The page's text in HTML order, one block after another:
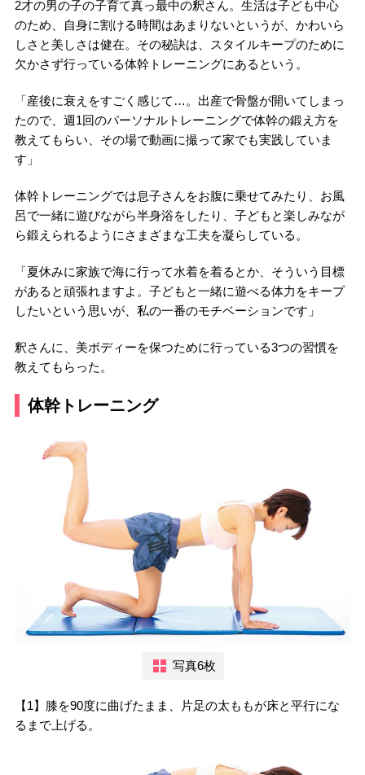
2才の男の子の子育て真っ最中の釈さん。生活は子ども中心
のため、自身に割ける時間はあまりないというが、かわいら
しさと美しさは健在。その秘訣は、スタイルキープのために
欠かさず行っている体幹トレーニングにあるという。
「産後に衰えをすごく感じて…。出産で骨盤が開いてしまっ
たので、週1回のパーソナルトレーニングで体幹の鍛え方を
教えてもらい、その場で動画に撮って家でも実践していま
す」
体幹トレーニングでは息子さんをお腹に乗せてみたり、お風
呂で一緒に遊びながら半身浴をしたり、子どもと楽しみなが
ら鍛えられるようにさまざまな工夫を凝らしている。
「夏休みに家族で海に行って水着を着るとか、そういう目標
があると頑張れますよ。子どもと一緒に遊べる体力をキープ
したいという思いが、私の一番のモチベーションです」
釈さんに、美ボディーを保つために行っている3つの習慣を
教えてもらった。
体幹トレーニング
写真6枚
【1】膝を90度に曲げたまま、片足の太ももが床と平行にな
るまで上げる。